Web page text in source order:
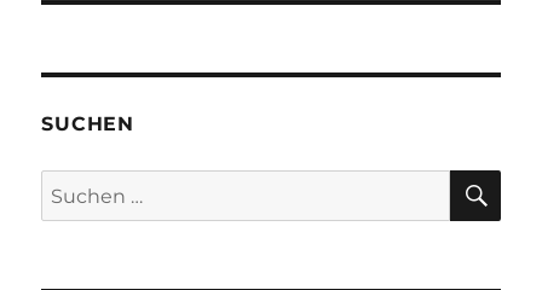
SUCHEN
Suchen
nach: